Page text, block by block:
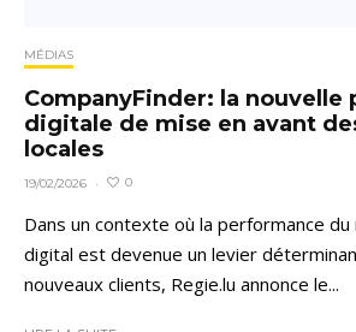
MÉDIAS
CompanyFinder: la nouvelle
digitale de mise en avant
locales
19/02/2026 · 0
Dans un contexte où la performance
digital est devenue un levier
nouveaux clients, Regie.lu annonce le...